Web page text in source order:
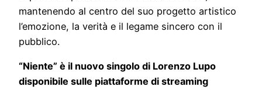
mantenendo al centro del suo progetto artistico
l’emozione, la verità e il legame sincero con il
pubblico.
“Niente” è il nuovo singolo di Lorenzo Lupo
disponibile sulle piattaforme di streaming